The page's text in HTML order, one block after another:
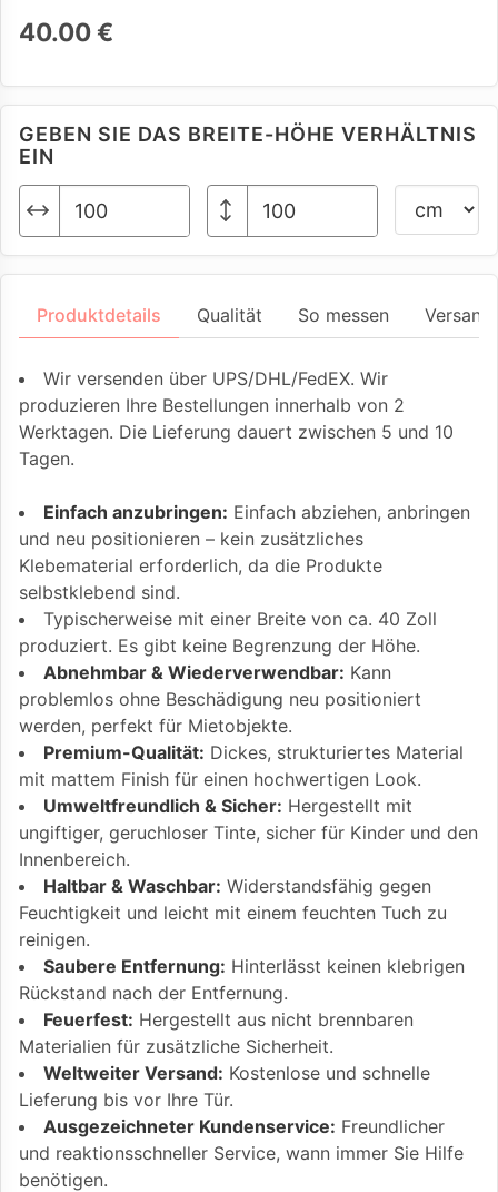
40.00 €
GEBEN SIE DAS BREITE-HÖHE VERHÄLTNIS
EIN
Produktdetails Qualität So messen
Wir versenden über UPS/DHL/FedEX. Wir
produzieren Ihre Bestellungen innerhalb von 2
Werktagen. Die Lieferung dauert zwischen 5 und 10
Tagen.
Einfach anzubringen: Einfach abziehen, anbringen
und neu positionieren – kein zusätzliches
Klebematerial erforderlich, da die Produkte
selbstklebend sind.
Typischerweise mit einer Breite von ca. 40 Zoll
produziert. Es gibt keine Begrenzung der Höhe.
Abnehmbar & Wiederverwendbar: Kann
problemlos ohne Beschädigung neu positioniert
werden, perfekt für Mietobjekte.
Premium-Qualität: Dickes, strukturiertes Material
mit mattem Finish für einen hochwertigen Look.
Umweltfreundlich & Sicher: Hergestellt mit
ungiftiger, geruchloser Tinte, sicher für Kinder und den
Innenbereich.
Haltbar & Waschbar: Widerstandsfähig gegen
Feuchtigkeit und leicht mit einem feuchten Tuch zu
reinigen.
Saubere Entfernung: Hinterlässt keinen klebrigen
Rückstand nach der Entfernung.
Feuerfest: Hergestellt aus nicht brennbaren
Materialien für zusätzliche Sicherheit.
Weltweiter Versand: Kostenlose und schnelle
Lieferung bis vor Ihre Tür.
Ausgezeichneter Kundenservice: Freundlicher
und reaktionsschneller Service, wann immer Sie Hilfe
benötigen.